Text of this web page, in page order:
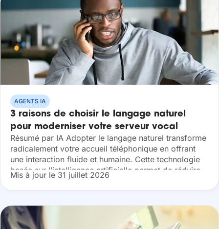
AGENTS IA
3 raisons de choisir le langage naturel
pour moderniser votre serveur vocal
interactif
Résumé par IA Adopter le langage naturel transforme
radicalement votre accueil téléphonique en offrant
une interaction fluide et humaine. Cette technologie
basée sur l’intelligence artificielle permet de réduire
vos coûts opérationnels tout en garantissant une
sécurité...
Mis à jour le 31 juillet 2026